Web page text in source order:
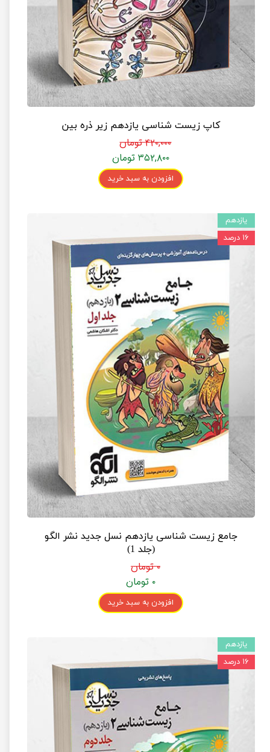
کاپ زیست شناسی یازدهم زیر ذره بین
۴۲۰,۰۰۰ تومان
۳۵۲,۸۰۰ تومان
افزودن به سبد خرید
جامع زیست شناسی یازدهم نسل جدید نشر الگو
(جلد 1)
۰ تومان
۰ تومان
افزودن به سبد خرید
یازدهم
۱۶ درصد
یازدهم
۱۶ درصد